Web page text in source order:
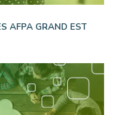
AFPA GRAND EST